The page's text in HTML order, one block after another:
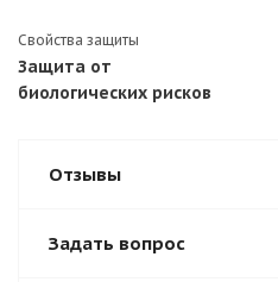
Свойства защиты
Защита от
биологических рисков
Отзывы
Задать вопрос